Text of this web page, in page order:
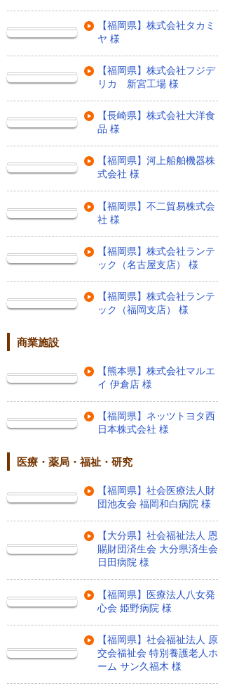
【福岡県】株式会社タカミ
ヤ 様
【福岡県】株式会社フジデ
リカ 新宮工場 様
【長崎県】株式会社大洋食
品 様
【福岡県】河上船舶機器株
式会社 様
【福岡県】不二貿易株式会
社 様
【福岡県】株式会社ランテ
ック（名古屋支店） 様
【福岡県】株式会社ランテ
ック（福岡支店） 様
商業施設
【熊本県】株式会社マルエ
イ 伊倉店 様
【福岡県】ネッツトヨタ西
日本株式会社 様
医療・薬局・福祉・研究
【福岡県】社会医療法人財
団池友会 福岡和白病院 様
【大分県】社会福祉法人 恩
賜財団済生会 大分県済生会
日田病院 様
【福岡県】医療法人八女発
心会 姫野病院 様
【福岡県】社会福祉法人 原
交会福祉会 特別養護老人ホ
ーム サン久福木 様